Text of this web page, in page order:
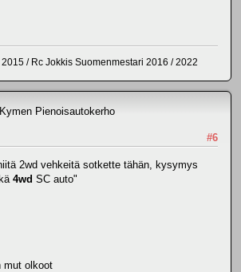
/ Rc Jokkis Suomenmestari 2016 / 2022
Kymen Pienoisautokerho
#6
2wd vehkeitä sotkette tähän, kysymys
4wd SC auto"
mut olkoot